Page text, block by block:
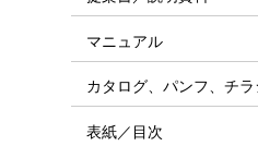
マニュアル
カタログ、パンフ、チ
表紙／目次